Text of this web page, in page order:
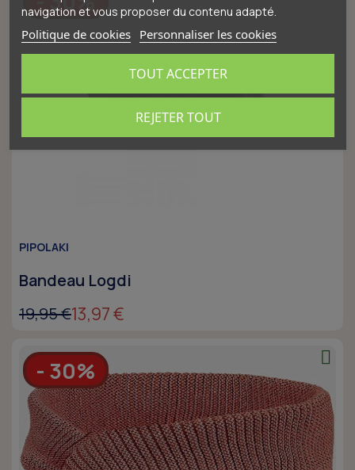
PIPOLAKI
Bandeau Logdi
19,95 €13,97 €
- 30%
navigation et vous proposer du contenu adapté.
Politique de cookies Personnaliser les cookies
REJETER TOUT
TOUT ACCEPTER